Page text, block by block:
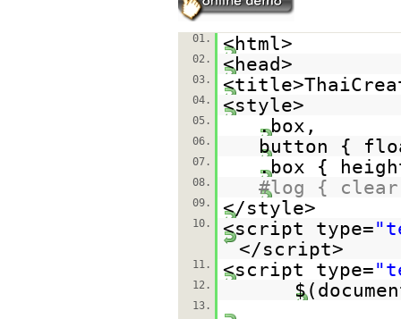
01. <html>
02. <head>
03.
04. <style>
05. .box,
06. button {
07. .box {
08. #log {
09. </style>
10. <script type=
</script>
11. <script type=
12.
13.